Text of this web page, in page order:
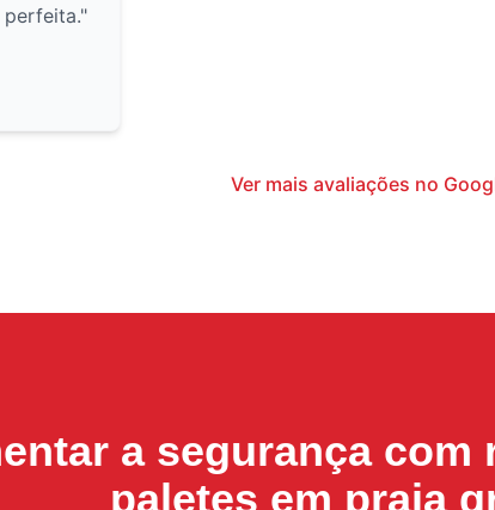
"
Ver mais avaliações no
a segurança com
paletes em praia